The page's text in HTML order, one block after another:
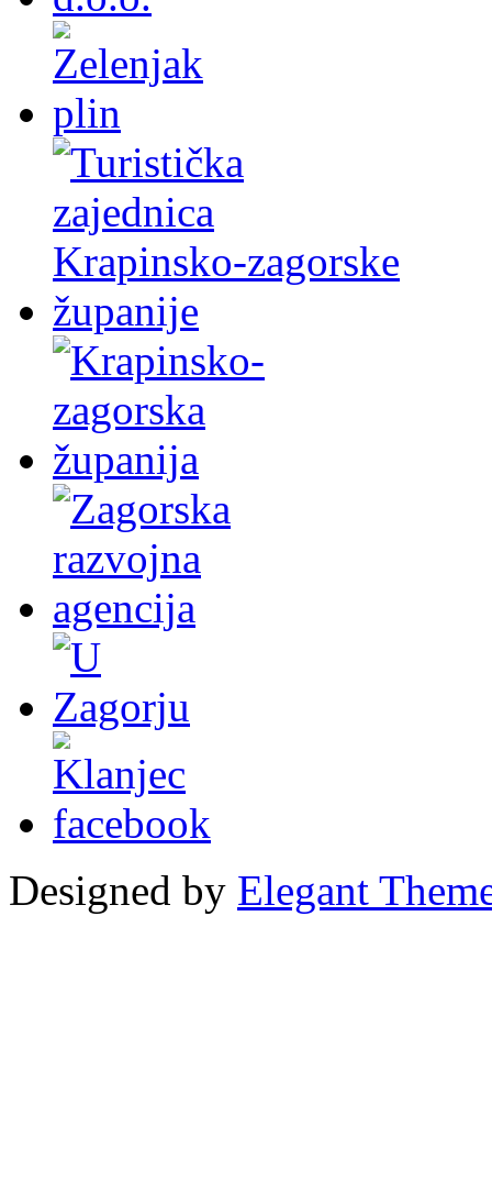
Designed by Elegant